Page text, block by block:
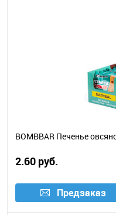
BOMBBAR Печенье
2.60 руб.
Предзаказ